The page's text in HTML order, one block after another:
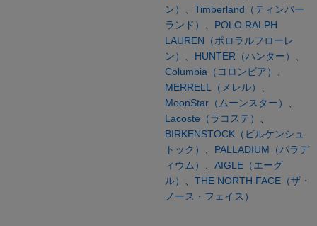
ン）、 Timberland（ティンバー
ランド）、 POLO RALPH
LAUREN（ポロラルフローレ
ン）、 HUNTER（ハンター）、
Columbia（コロンビア）、
MERRELL（メレル）、
MoonStar（ムーンスター）
Lacoste（ラコステ）
BIRKENSTOCK（ビルケンシュ
トック）
PALLADIUM（パラデ
ィウム）
AIGLE（エーグ
ル）
THE NORTH FACE（ザ・
ノース・フェイス）